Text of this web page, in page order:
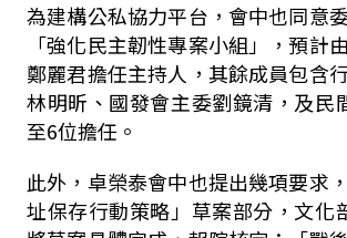
為建構公私協力平台，會中也同意
「強化民主韌性專案小組」，預計
鄭麗君擔任主持人，其餘成員包含
林明昕、國發會主委劉鏡清，及民
至6位擔任。
此外，卓榮泰會中也提出幾項要求
址保存行動策略」草案部分，文化